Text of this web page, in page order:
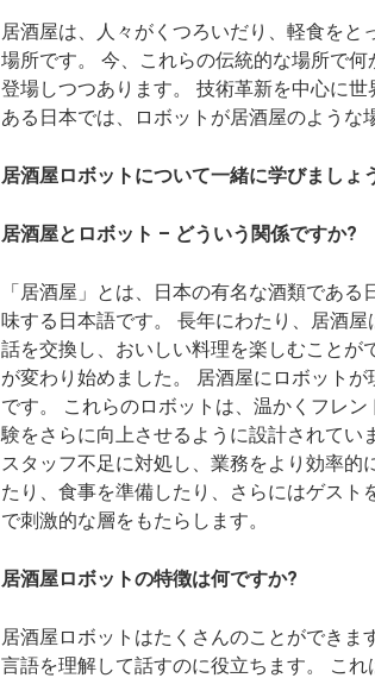
居酒屋は、人々がくつろいだり、軽食を
場所です。 今、これらの伝統的な場所で
登場しつつあります。 技術革新を中心に
ある日本では、ロボットが居酒屋のような
居酒屋ロボットについて一緒に学びましょ
居酒屋とロボット – どういう関係ですか?
「居酒屋」とは、日本の有名な酒類であ
味する日本語です。 長年にわたり、居酒
話を交換し、おいしい料理を楽しむこと
が変わり始めました。 居酒屋にロボット
です。 これらのロボットは、温かくフレ
験をさらに向上させるように設計されてい
スタッフ不足に対処し、業務をより効率
たり、食事を準備したり、さらにはゲス
で刺激的な層をもたらします。
居酒屋ロボットの特徴は何ですか?
居酒屋ロボットはたくさんのことができ
言語を理解して話すのに役立ちます。 こ